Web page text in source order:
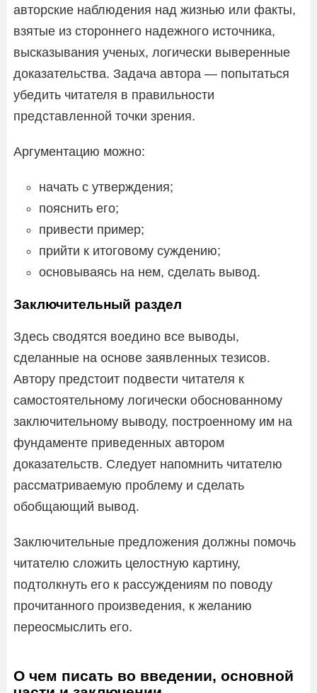
авторские наблюдения над жизнью или факты,
взятые из стороннего надежного источника,
высказывания ученых, логически выверенные
доказательства. Задача автора — попытаться
убедить читателя в правильности
представленной точки зрения.
Аргументацию можно:
начать с утверждения;
пояснить его;
привести пример;
прийти к итоговому суждению;
основываясь на нем, сделать вывод.
Заключительный раздел
Здесь сводятся воедино все выводы,
сделанные на основе заявленных тезисов.
Автору предстоит подвести читателя к
самостоятельному логически обоснованному
заключительному выводу, построенному им на
фундаменте приведенных автором
доказательств. Следует напомнить читателю
рассматриваемую проблему и сделать
обобщающий вывод.
Заключительные предложения должны помочь
читателю сложить целостную картину,
подтолкнуть его к рассуждениям по поводу
прочитанного произведения, к желанию
переосмыслить его.
О чем писать во введении, основной